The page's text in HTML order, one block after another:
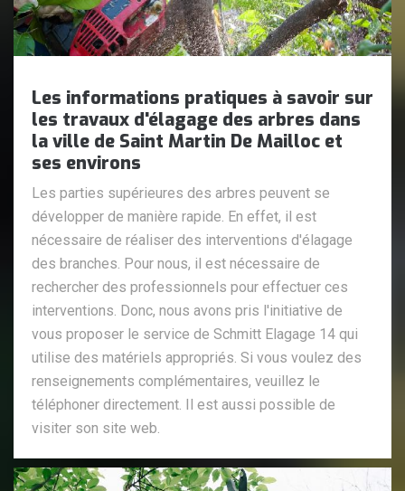
Les informations pratiques à savoir sur
les travaux d'élagage des arbres dans
la ville de Saint Martin De Mailloc et
ses environs
Les parties supérieures des arbres peuvent se
développer de manière rapide. En effet, il est
nécessaire de réaliser des interventions d'élagage
des branches. Pour nous, il est nécessaire de
rechercher des professionnels pour effectuer ces
interventions. Donc, nous avons pris l'initiative de
vous proposer le service de Schmitt Elagage 14 qui
utilise des matériels appropriés. Si vous voulez des
renseignements complémentaires, veuillez le
téléphoner directement. Il est aussi possible de
visiter son site web.